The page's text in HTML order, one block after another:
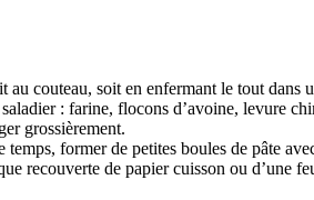
au couteau, soit en enfermant le tout dans
: farine, flocons d’avoine, levure
grossièrement.
former de petites boules de pâte
recouverte de papier cuisson ou d’une